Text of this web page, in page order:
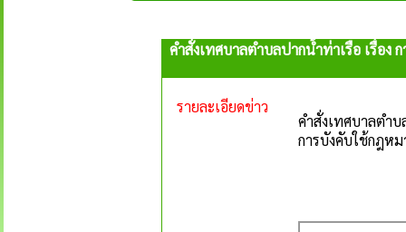
คำสั่งเทศบาลตำบลปากน้ำท่าเรือ เรื่อ
รายละเอียดข่าว
คำสั่งเทศบาลตำ
การบังคับใช้กฎห